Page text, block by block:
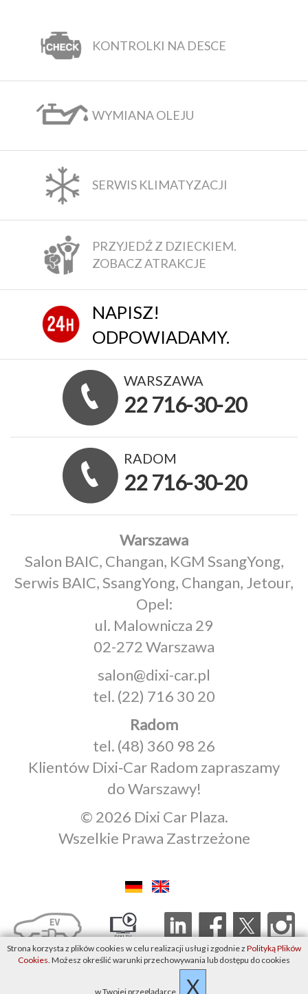
KONTROLKI NA DESCE
WYMIANA OLEJU
SERWIS KLIMATYZACJI
PRZYJEDŹ Z DZIECKIEM.
ZOBACZ ATRAKCJE
NAPISZ!
ODPOWIADAMY.
WARSZAWA
22 716-30-20
RADOM
22 716-30-20
Warszawa
Salon BAIC, Changan, KGM SsangYong,
Serwis BAIC, SsangYong, Changan, Jetour,
Opel:
ul. Malownicza 29
02-272 Warszawa
salon@dixi-car.pl
tel. (22) 716 30 20
Radom
tel. (48) 360 98 26
Klientów Dixi‑Car Radom zapraszamy
do Warszawy!
© 2026 Dixi Car Plaza.
Wszelkie Prawa Zastrzeżone
Strona korzysta z plików cookies w celu realizacji usług i zgodnie z Polityką Plików
Cookies. Możesz określić warunki przechowywania lub dostępu do cookies
w Twojej przeglądarce. X